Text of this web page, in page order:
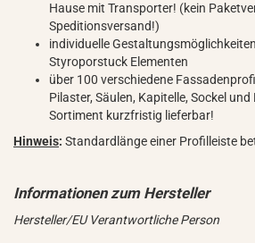
Hause mit Transporter! (kein
Speditionsversand!)
individuelle
Styroporstuck Elementen
über 100 verschiedene
Pilaster, Säulen, Kapitelle, Sockel
Sortiment kurzfristig lieferbar!
Hinweis: Standardlänge einer Profilleiste
Hersteller/EU Verantwortliche Person